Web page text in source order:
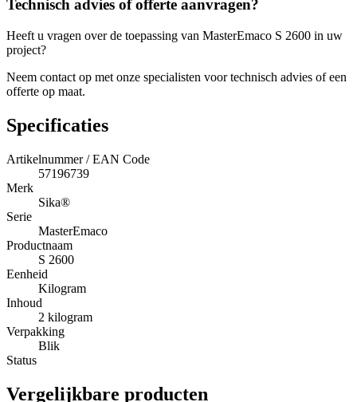
Technisch advies of offerte aanvragen?
Heeft u vragen over de toepassing van MasterEmaco S 2600 in uw
project?
Neem contact op met onze specialisten voor technisch advies of een
offerte op maat.
Specificaties
Artikelnummer / EAN Code
57196739
Merk
Sika®
Serie
MasterEmaco
Productnaam
S 2600
Eenheid
Kilogram
Inhoud
2 kilogram
Verpakking
Blik
Status
Vergelijkbare producten